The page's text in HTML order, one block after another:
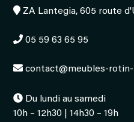
ZA Lantegia, 605 route
05 59 63 65 95
contact@meubles-
Du lundi au samedi
10h – 12h30 | 14h30 – 19h